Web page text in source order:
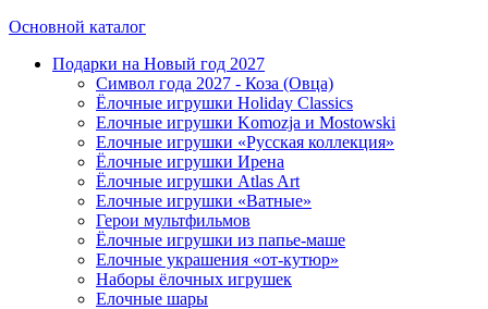
Основной каталог
Подарки на Новый год 2027
Символ года 2027 - Коза (Овца)
Ёлочные игрушки Holiday Classics
Елочные игрушки Komozja и Mostowski
Елочные игрушки «Русская коллекция»
Ёлочные игрушки Ирена
Ёлочные игрушки Atlas Art
Елочные игрушки «Ватные»
Герои мультфильмов
Ёлочные игрушки из папье-маше
Елочные украшения «от-кутюр»
Наборы ёлочных игрушек
Елочные шары